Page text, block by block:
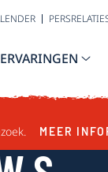
ERVARINGEN
MEER